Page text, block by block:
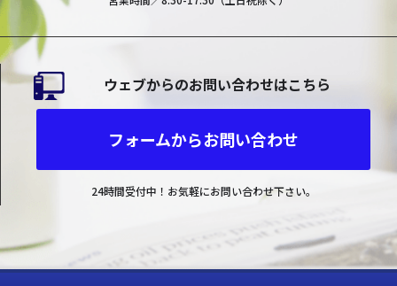
ウェブからのお問い合わせはこちら
フォームからお問い合わせ
24時間受付中！お気軽にお問い合わせ下さい。